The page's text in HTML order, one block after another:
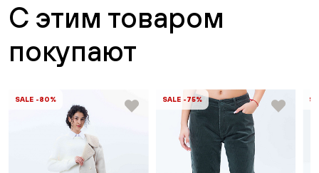
С этим товаром
покупают
SALE -80% SALE -75%